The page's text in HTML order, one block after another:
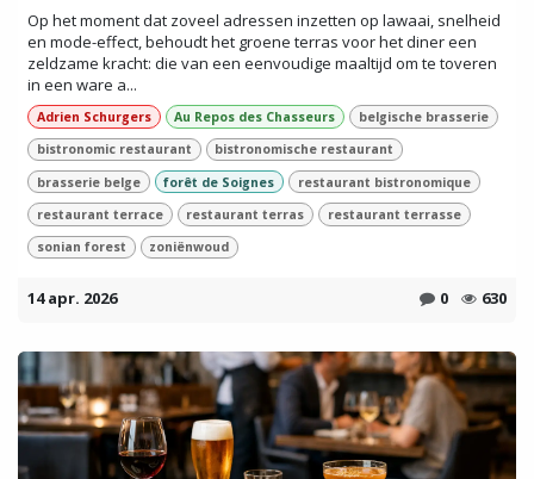
Op het moment dat zoveel adressen inzetten op lawaai, snelheid
en mode-effect, behoudt het groene terras voor het diner een
zeldzame kracht: die van een eenvoudige maaltijd om te toveren
in een ware a...
Adrien Schurgers Au Repos des Chasseurs
belgische brasserie
bistronomic restaurant
bistronomische restaurant
brasserie belge
forêt de Soignes
restaurant bistronomique
restaurant terrace
restaurant terras
restaurant terrasse
sonian forest
zoniënwoud
14 apr. 2026 0 630